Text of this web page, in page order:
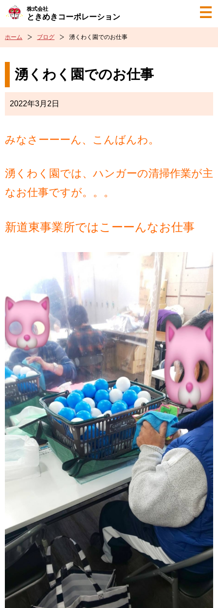
株式会社
ときめきコーポレーション
ホーム ブログ 湧くわく園でのお仕事
湧くわく園でのお仕事
2022年3月2日
みなさーーーん、こんばんわ。
湧くわく園では、ハンガーの清掃作業が主
なお仕事ですが。。。
新道東事業所ではこーーんなお仕事